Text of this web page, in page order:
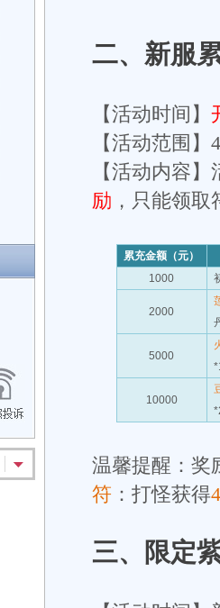
二、 新服
【活动时间】
【活动范围】
【活动内容
励 ，只能领
累充金额（元）
1000
2000
5000
10000
温馨提醒：奖
符 ：打怪获得
三、 限定